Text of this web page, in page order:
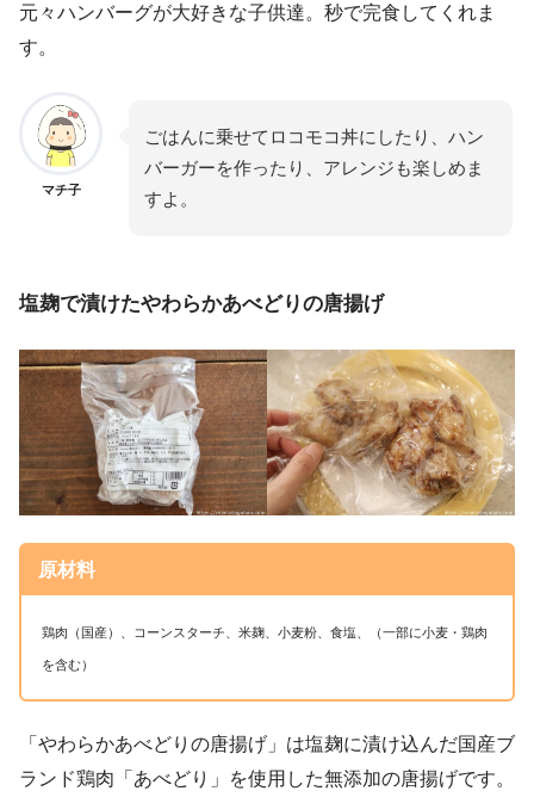
元々ハンバーグが大好きな子供達。秒で完食してくれま
す。
マチ子
ごはんに乗せてロコモコ丼にしたり、ハン
バーガーを作ったり、アレンジも楽しめま
すよ。
塩麹で漬けたやわらかあべどりの唐揚げ
原材料
鶏肉（国産）、コーンスターチ、米麹、小麦粉、食塩、（一部に小麦・鶏肉
を含む）
「やわらかあべどりの唐揚げ」は塩麹に漬け込んだ国産ブ
ランド鶏肉「あべどり」を使用した無添加の唐揚げです。